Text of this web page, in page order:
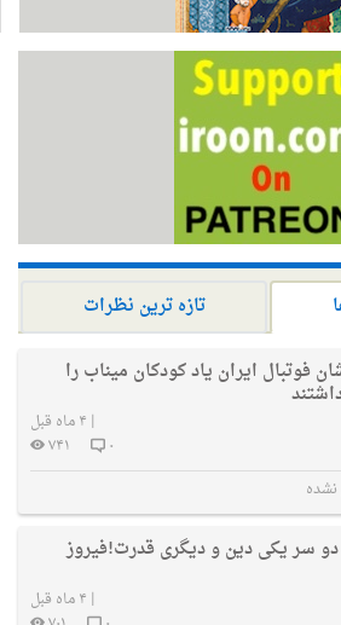
تازه ترین نظرات
فوتبال ایران یاد کودکان میناب را
| ۴ ماه قبل
۰
۷۴۱
نشده
سر یکی دین و دیگری قدرت!فیروز
| ۴ ماه قبل